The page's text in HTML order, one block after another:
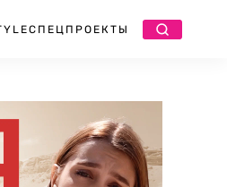
СПЕЦПРОЕКТЫ